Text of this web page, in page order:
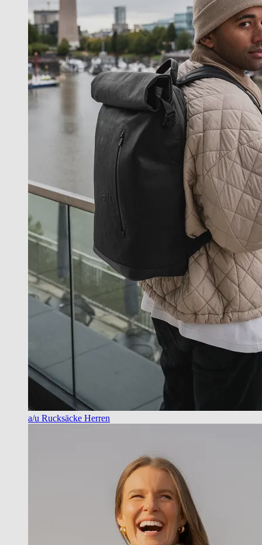
a/u Rucksäcke Herren